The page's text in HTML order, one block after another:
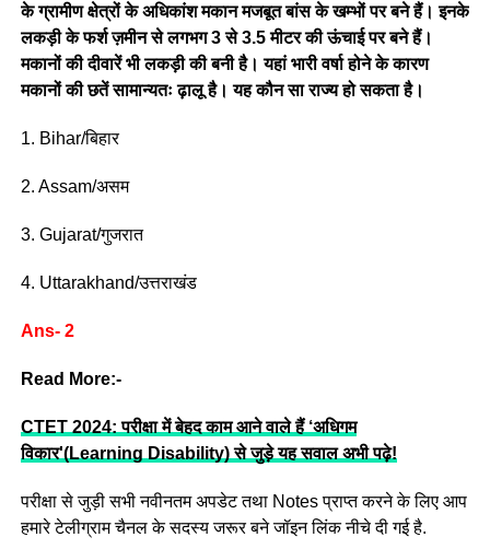
के ग्रामीण क्षेत्रों के अधिकांश मकान मजबूत बांस के खम्भों पर बने हैं। इनके
लकड़ी के फर्श ज़मीन से लगभग 3 से 3.5 मीटर की ऊंचाई पर बने हैं।
मकानों की दीवारें भी लकड़ी की बनी है। यहां भारी वर्षा होने के कारण
मकानों की छतें सामान्यतः ढ़ालू है। यह कौन सा राज्य हो सकता है।
1. Bihar/बिहार
2. Assam/असम
3. Gujarat/गुजरात
4. Uttarakhand/उत्तराखंड
Ans- 2
Read More:-
CTET 2024: परीक्षा में बेहद काम आने वाले हैं ‘अधिगम
विकार'(Learning Disability) से जुड़े यह सवाल अभी पढ़े!
परीक्षा से जुड़ी सभी नवीनतम अपडेट तथा Notes प्राप्त करने के लिए आप
हमारे टेलीग्राम चैनल के सदस्य जरूर बने जॉइन लिंक नीचे दी गई है.